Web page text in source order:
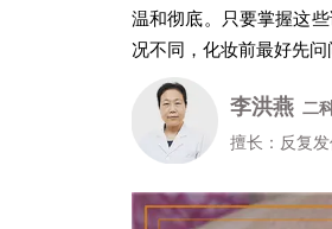
温和彻底。只要掌握这
况不同，化妆前最好先问
高霞 七科
擅长：女性/